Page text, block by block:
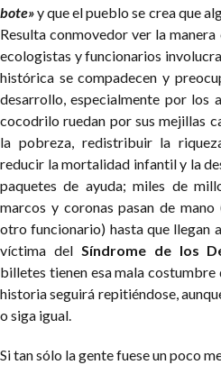
bote»y que el pueblo se crea que
Resulta conmovedor ver la
ecologistas y funcionarios
histórica se compadecen y
desarrollo, especialmente por los
cocodrilo ruedan por sus mejillas
la pobreza, redistribuir la
reducir la mortalidad infantil y la
paquetes de ayuda; miles de
marcos y coronas pasan de
otro funcionario) hasta que llegan
víctima del Síndrome de los
billetes tienen esa mala costumbre
historia seguirá repitiéndose,
o siga igual.
Si tan sólo la gente fuese un poco